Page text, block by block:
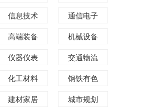
信息技术
通信电子
高端装备
机械设备
仪器仪表
交通物流
化工材料
钢铁有色
建材家居
城市规划